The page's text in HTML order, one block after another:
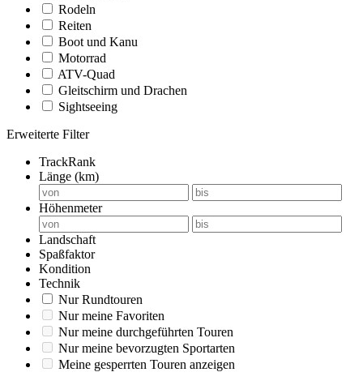
Rodeln
Reiten
Boot und Kanu
Motorrad
ATV-Quad
Gleitschirm und Drachen
Sightseeing
Erweiterte Filter
TrackRank
Länge (km)
Höhenmeter
Landschaft
Spaßfaktor
Kondition
Technik
Nur Rundtouren
Nur meine Favoriten
Nur meine durchgeführten Touren
Nur meine bevorzugten Sportarten
Meine gesperrten Touren anzeigen